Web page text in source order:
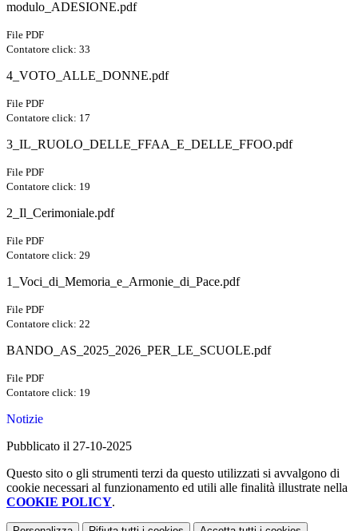
modulo_ADESIONE.pdf
File PDF
Contatore click: 33
4_VOTO_ALLE_DONNE.pdf
File PDF
Contatore click: 17
3_IL_RUOLO_DELLE_FFAA_E_DELLE_FFOO.pdf
File PDF
Contatore click: 19
2_Il_Cerimoniale.pdf
File PDF
Contatore click: 29
1_Voci_di_Memoria_e_Armonie_di_Pace.pdf
File PDF
Contatore click: 22
BANDO_AS_2025_2026_PER_LE_SCUOLE.pdf
File PDF
Contatore click: 19
Notizie
Pubblicato il 27-10-2025
Questo sito o gli strumenti terzi da questo utilizzati si avvalgono di
cookie necessari al funzionamento ed utili alle finalità illustrate nella
COOKIE POLICY.